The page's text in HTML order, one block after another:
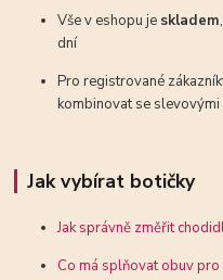
Vše v eshopu je skladem
dní
Pro registrované
kombinovat se slevovými
Jak vybírat botičky
Jak správně změřit
Co má splňovat obuv pro